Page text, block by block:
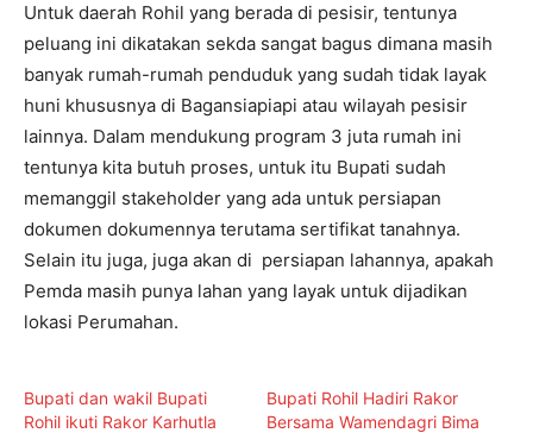
Untuk daerah Rohil yang berada di pesisir, tentunya
peluang ini dikatakan sekda sangat bagus dimana masih
banyak rumah-rumah penduduk yang sudah tidak layak
huni khususnya di Bagansiapiapi atau wilayah pesisir
lainnya. Dalam mendukung program 3 juta rumah ini
tentunya kita butuh proses, untuk itu Bupati sudah
memanggil stakeholder yang ada untuk persiapan
dokumen dokumennya terutama sertifikat tanahnya.
Selain itu juga, juga akan di persiapan lahannya, apakah
Pemda masih punya lahan yang layak untuk dijadikan
lokasi Perumahan.
Bupati dan wakil Bupati
Rohil ikuti Rakor Karhutla
Bupati Rohil Hadiri Rakor
Bersama Wamendagri Bima